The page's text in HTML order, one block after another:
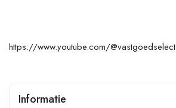
https://www.youtube.com/@vastgoedselect
Informatie